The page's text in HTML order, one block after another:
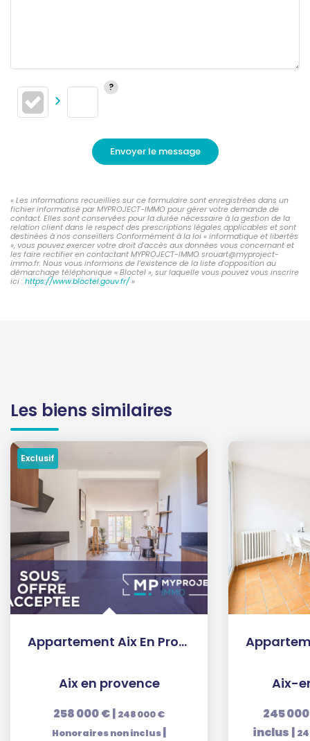
Envoyer le message
« Les informations recueillies sur ce formulaire sont enregistrées dans un
fichier informatisé par MYPROJECT-IMMO pour gérer votre demande de
contact. Elles sont conservées pour la durée nécessaire à la gestion de la
relation client dans le respect des prescriptions légales applicables et sont
destinées à nos conseillers Conformément à la loi « informatique et libertés
», vous pouvez exercer votre droit d'accès aux données vous concernant et
les faire rectifier en contactant MYPROJECT-IMMO srouart@myproject-
immo.fr. Nous vous informons de l'existence de la liste d'opposition au
démarchage téléphonique « Bloctel », sur laquelle vous pouvez vous inscrire
ici : https://www.bloctel.gouv.fr/»
Les biens similaires
Exclusif
Appartement Aix En Provence 3 pièce(s)
Aix en provence
258 000 €| 248 000 €
Honoraires non inclus|
Aix-
245
inclus |